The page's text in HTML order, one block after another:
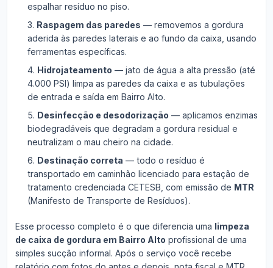
espalhar resíduo no piso.
Raspagem das paredes — removemos a gordura
aderida às paredes laterais e ao fundo da caixa, usando
ferramentas específicas.
Hidrojateamento — jato de água a alta pressão (até
4.000 PSI) limpa as paredes da caixa e as tubulações
de entrada e saída em Bairro Alto.
Desinfecção e desodorização — aplicamos enzimas
biodegradáveis que degradam a gordura residual e
neutralizam o mau cheiro na cidade.
Destinação correta — todo o resíduo é
transportado em caminhão licenciado para estação de
tratamento credenciada CETESB, com emissão de MTR
(Manifesto de Transporte de Resíduos).
Esse processo completo é o que diferencia uma limpeza
de caixa de gordura em Bairro Alto profissional de uma
simples sucção informal. Após o serviço você recebe